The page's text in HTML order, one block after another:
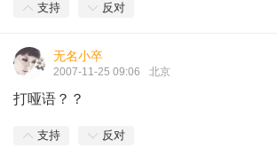
支持 反对
无名小卒
2007-11-25 09:06 北京
打哑语？？
支持 反对